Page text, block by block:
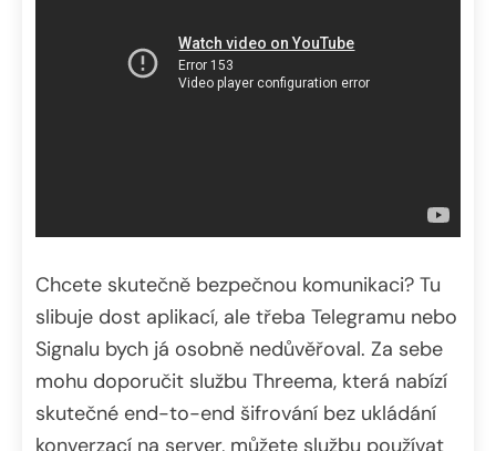
Chcete skutečně bezpečnou komunikaci? Tu
slibuje dost aplikací, ale třeba Telegramu nebo
Signalu bych já osobně nedůvěřoval. Za sebe
mohu doporučit službu Threema, která nabízí
skutečné end-to-end šifrování bez ukládání